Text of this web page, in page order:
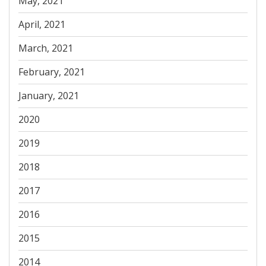
April, 2021
March, 2021
February, 2021
January, 2021
2020
2019
2018
2017
2016
2015
2014